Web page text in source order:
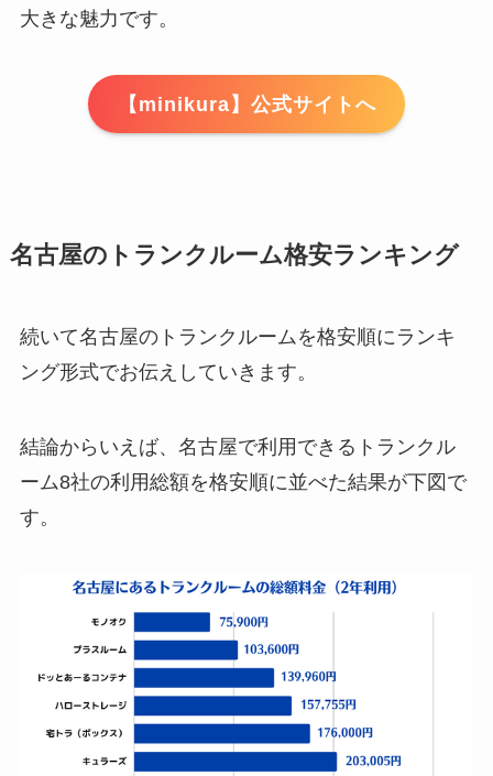
大きな魅力です。
【minikura】公式サイトへ
名古屋のトランクルーム格安ランキング
続いて名古屋のトランクルームを格安順にランキ
ング形式でお伝えしていきます。
結論からいえば、名古屋で利用できるトランクル
ーム8社の利用総額を格安順に並べた結果が下図で
す。